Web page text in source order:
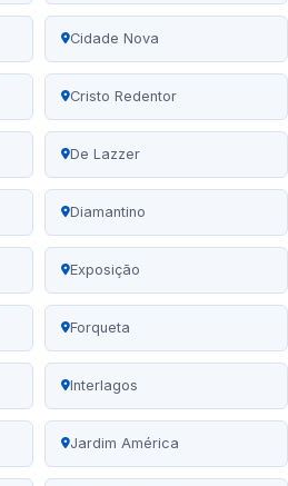
Cidade Nova
Cristo Redentor
De Lazzer
Diamantino
Exposição
Forqueta
Interlagos
Jardim América